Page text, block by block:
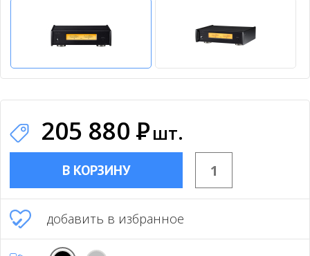
205 880 Ршт.
В КОРЗИНУ
добавить в избранное